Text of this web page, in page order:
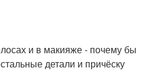
и в макияже - почему бы
детали и причёску